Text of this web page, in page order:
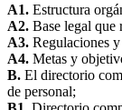
A1. Estructura
A2. Base legal que
A3. Regulaciones
A4. Metas y
B. El directorio
de personal;